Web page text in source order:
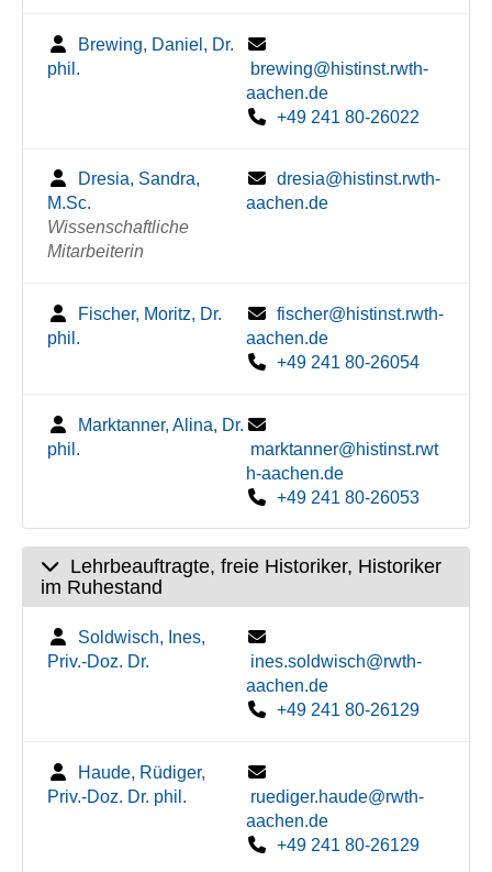
Brewing, Daniel, Dr.
phil.
brewing@histinst.rwth-
aachen.de
+49 241 80-26022
Dresia, Sandra,
M.Sc.
Wissenschaftliche
Mitarbeiterin
dresia@histinst.rwth-
aachen.de
Fischer, Moritz, Dr.
phil.
fischer@histinst.rwth-
aachen.de
+49 241 80-26054
Marktanner, Alina, Dr.
phil.
marktanner@histinst.rwt
h-aachen.de
+49 241 80-26053
Lehrbeauftragte, freie Historiker, Historiker
im Ruhestand
Soldwisch, Ines,
Priv.-Doz. Dr.
ines.soldwisch@rwth-
aachen.de
+49 241 80-26129
Haude, Rüdiger,
Priv.-Doz. Dr. phil.
ruediger.haude@rwth-
aachen.de
+49 241 80-26129